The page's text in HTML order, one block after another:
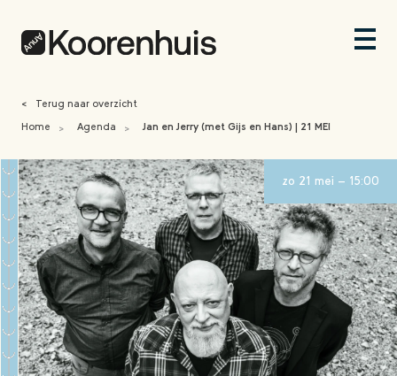
<
Terug naar overzicht
Home
> Agenda > Jan en Jerry (met Gijs en Hans) | 21 MEI
zo 21 mei - 15:00